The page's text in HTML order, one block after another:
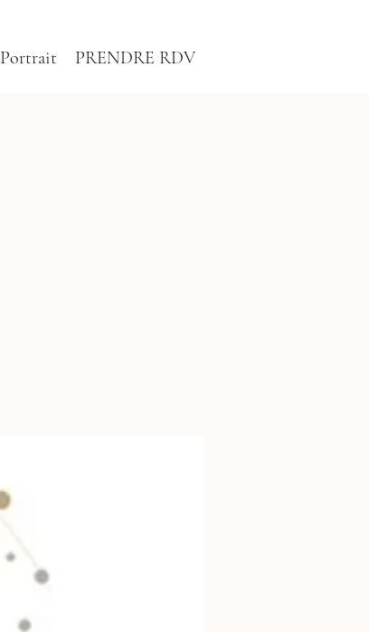
Portrait PRENDRE RDV